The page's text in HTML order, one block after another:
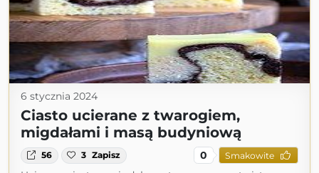
6 stycznia 2024
Ciasto ucierane z twarogiem,
migdałami i masą budyniową
56 3 Zapisz 0 Smakowite